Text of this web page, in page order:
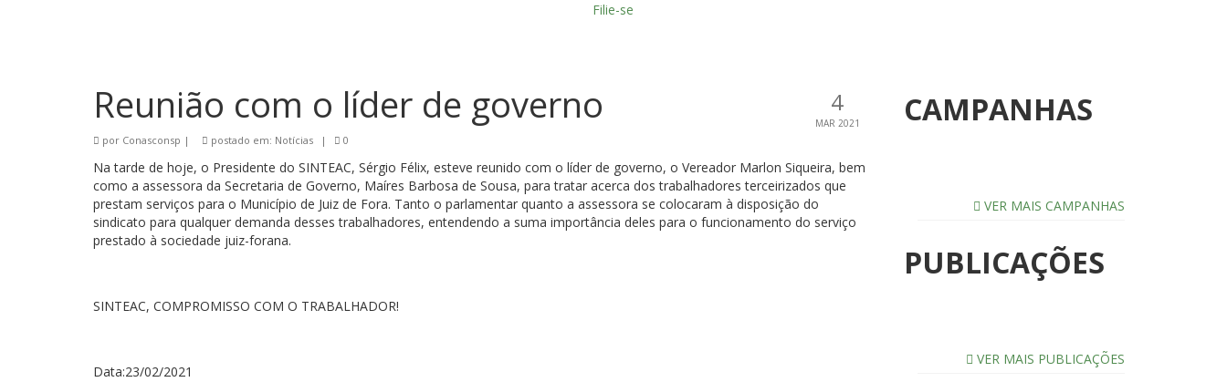
Filie-se
4
MAR 2021
Reunião com o líder de governo
por Conasconsp | postado em: Notícias | 0
Na tarde de hoje, o Presidente do SINTEAC, Sérgio Félix, esteve reunido com o líder de governo, o Vereador Marlon Siqueira, bem
como a assessora da Secretaria de Governo, Maíres Barbosa de Sousa, para tratar acerca dos trabalhadores terceirizados que
prestam serviços para o Município de Juiz de Fora. Tanto o parlamentar quanto a assessora se colocaram à disposição do
sindicato para qualquer demanda desses trabalhadores, entendendo a suma importância deles para o funcionamento do serviço
prestado à sociedade juiz-forana.
SINTEAC, COMPROMISSO COM O TRABALHADOR!
Data:23/02/2021
CAMPANHAS
VER MAIS CAMPANHAS
PUBLICAÇÕES
VER MAIS PUBLICAÇÕES